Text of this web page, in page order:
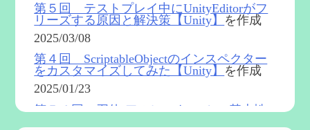
第５回 テストプレイ中にUnityEditorがフ
リーズする原因と解決策【Unity】 を作成
2025/03/08
第４回 ScriptableObjectのインスペクター
をカスタマイズしてみた【Unity】 を作成
2025/01/23
第５４回 召使(アルレッキーノ)の基本性